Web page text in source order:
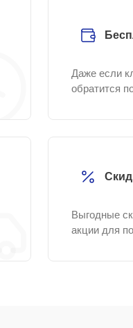
Даже если
обратится
Выгодные
акции для